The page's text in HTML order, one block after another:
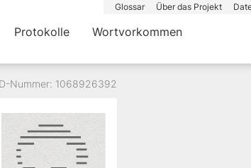
Glossar Über das Projekt
Protokolle Wortvorkommen
Nummer: 1068926392